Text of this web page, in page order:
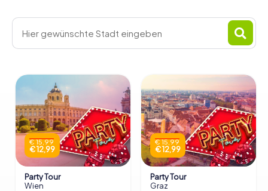
€ 15,99
€ 12,99
Party Tour
Wien
€ 15,99
€ 12,99
Party Tour
Graz